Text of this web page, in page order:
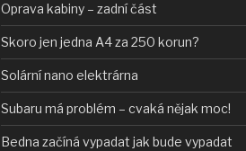
Oprava kabiny – zadní část
Skoro jen jedna A4 za 250 korun?
Solární nano elektrárna
Subaru má problém – cvaká nějak moc!
Bedna začíná vypadat jak bude vypadat